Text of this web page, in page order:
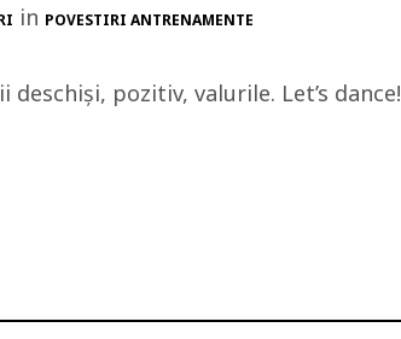
in POVESTIRI ANTRENAMENTE
pozitiv, valurile. Let’s dance!